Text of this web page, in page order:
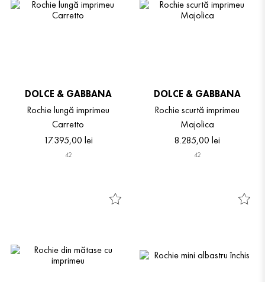
DOLCE & GABBANA
Rochie lungă imprimeu
Carretto
17.395,00 lei
42
DOLCE & GABBANA
Rochie scurtă imprimeu
Majolica
8.285,00 lei
42